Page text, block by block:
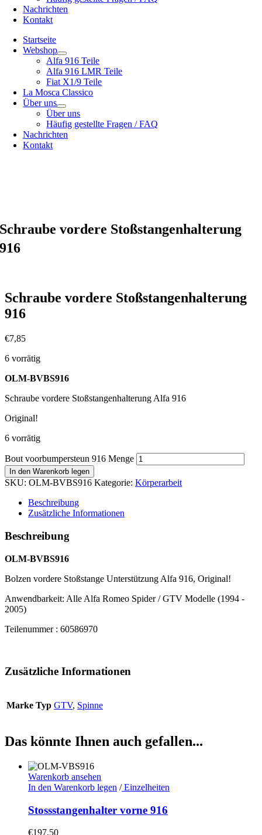
Nachrichten
Kontakt
Startseite
Webshop
Alfa 916 Teile
Alfa 916 LMR Teile
Fiat X1/9 Teile
La Mosca Classico
Über uns
Über uns
Häufig gestellte Fragen / FAQ
Nachrichten
Kontakt
Schraube vordere Stoßstangenhalterung
916
Schraube vordere Stoßstangenhalterung
916
€7,85
6 vorrätig
OLM-BVBS916
Schraube vordere Stoßstangenhalterung Alfa 916
Original!
6 vorrätig
Bout voorbumpersteun 916 Menge
In den Warenkorb legen
SKU: OLM-BVBS916 Kategorie: Körperarbeit
Beschreibung
Zusätzliche Informationen
Beschreibung
OLM-BVBS916
Bolzen vordere Stoßstange Unterstützung Alfa 916, Original!
Anwendbarkeit: Alle Alfa Romeo Spider / GTV Modelle (1994 -
2005)
Teilenummer : 60586970
Zusätzliche Informationen
Marke Typ GTV, Spinne
Das könnte Ihnen auch gefallen...
Warenkorb ansehen
In den Warenkorb legen /Einzelheiten
Stossstangenhalter vorne 916
€197,50